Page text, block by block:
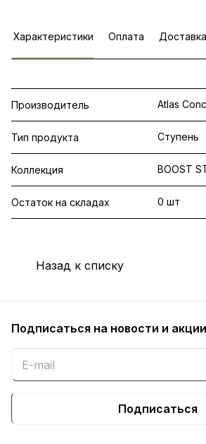
Характеристики Оплата Доставка
Производитель Atlas
Тип продукта Ступень
Коллекция BOOST
Остаток на складах 0 шт
Назад к списку
Подписаться на новости и акции
Подписаться